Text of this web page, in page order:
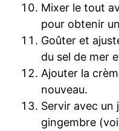
Mixer le tout
pour obtenir
Goûter et
du sel de mer
Ajouter la
nouveau.
Servir avec un
gingembre